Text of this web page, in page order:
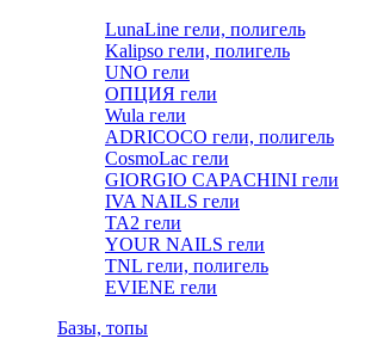
LunaLine гели, полигель
Kalipso гели, полигель
UNO гели
ОПЦИЯ гели
Wula гели
ADRICOCO гели, полигель
CosmoLac гели
GIORGIO CAPACHINI гели
IVA NAILS гели
TA2 гели
YOUR NAILS гели
TNL гели, полигель
EVIENE гели
Базы, топы